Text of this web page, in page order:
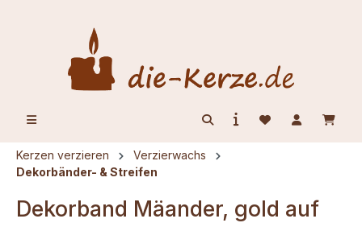
Kerzen verzieren
Verzierwachs
Dekorbänder- & Streifen
Dekorband Mäander, gold auf